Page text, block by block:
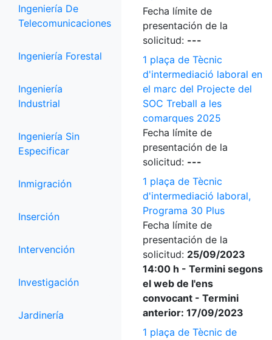
Ingeniería De
Telecomunicaciones
Ingeniería Forestal
Ingeniería
Industrial
Ingeniería Sin
Especificar
Inmigración
Inserción
Intervención
Investigación
Jardinería
Fecha límite de
presentación de la
solicitud: ---
1 plaça de Tècnic
d'intermediació laboral en
el marc del Projecte del
SOC Treball a les
comarques 2025
Fecha límite de
presentación de la
solicitud: ---
1 plaça de Tècnic
d'intermediació laboral,
Programa 30 Plus
Fecha límite de
presentación de la
solicitud: 25/09/2023
14:00 h - Termini segons
el web de l'ens
convocant - Termini
anterior: 17/09/2023
1 plaça de Tècnic de